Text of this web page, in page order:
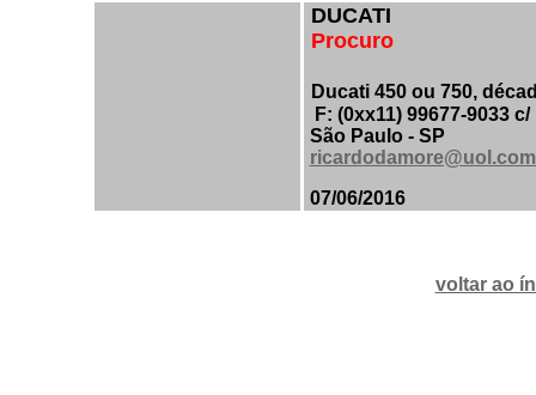
DUCATI
Procuro
Ducati 450 ou 750,
F: (0xx11) 99677-9033
São Paulo - SP
07/06/2016
voltar ao